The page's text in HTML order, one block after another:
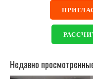
Недавно